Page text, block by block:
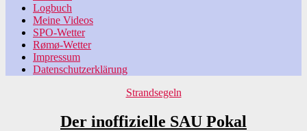
Logbuch
Meine Videos
SPO-Wetter
Rømø-Wetter
Impressum
Datenschutzerklärung
Kategorien
Strandsegeln
Der inoffizielle SAU Pokal